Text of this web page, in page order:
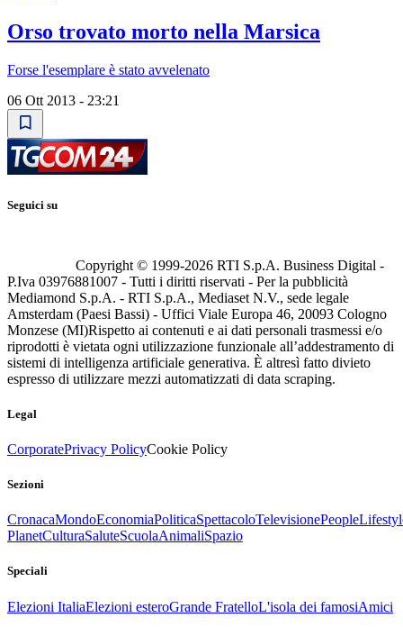
Orso trovato morto nella Marsica
Forse l'esemplare è stato avvelenato
06 Ott 2013 - 23:21
Seguici su
Copyright © 1999-2026 RTI S.p.A. Business Digital -
P.Iva 03976881007 - Tutti i diritti riservati - Per la pubblicità
Mediamond S.p.A. - RTI S.p.A., Mediaset N.V., sede legale
Amsterdam (Paesi Bassi) - Uffici Viale Europa 46, 20093 Cologno
Monzese (MI)Rispetto ai contenuti e ai dati personali trasmessi e/o
riprodotti è vietata ogni utilizzazione funzionale all’addestramento di
sistemi di intelligenza artificiale generativa. È altresì fatto divieto
espresso di utilizzare mezzi automatizzati di data scraping.
Legal
CorporatePrivacy PolicyCookie Policy
Sezioni
CronacaMondoEconomiaPoliticaSpettacoloTelevisionePeople
PlanetCulturaSaluteScuolaAnimaliSpazio
Speciali
Elezioni ItaliaElezioni esteroGrande FratelloL'isola dei famosiAmici